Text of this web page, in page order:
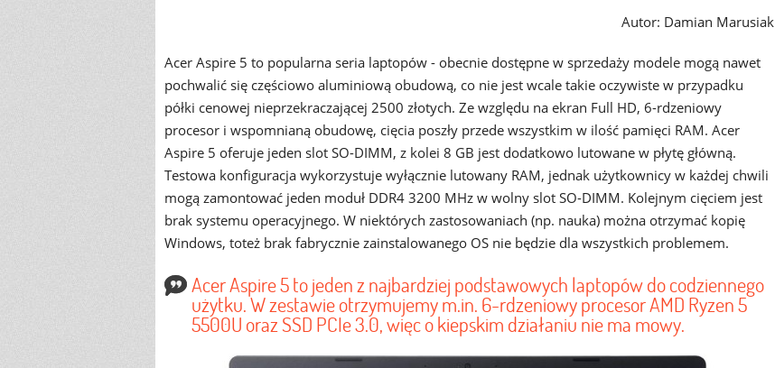
Autor: Damian Marusiak
Acer Aspire 5 to popularna seria laptopów - obecnie dostępne w sprzedaży modele mogą nawet
pochwalić się częściowo aluminiową obudową, co nie jest wcale takie oczywiste w przypadku
półki cenowej nieprzekraczającej 2500 złotych. Ze względu na ekran Full HD, 6-rdzeniowy
procesor i wspomnianą obudowę, cięcia poszły przede wszystkim w ilość pamięci RAM. Acer
Aspire 5 oferuje jeden slot SO-DIMM, z kolei 8 GB jest dodatkowo lutowane w płytę główną.
Testowa konfiguracja wykorzystuje wyłącznie lutowany RAM, jednak użytkownicy w każdej chwili
mogą zamontować jeden moduł DDR4 3200 MHz w wolny slot SO-DIMM. Kolejnym cięciem jest
brak systemu operacyjnego. W niektórych zastosowaniach (np. nauka) można otrzymać kopię
Windows, toteż brak fabrycznie zainstalowanego OS nie będzie dla wszystkich problemem.
Acer Aspire 5 to jeden z najbardziej podstawowych laptopów do codziennego
użytku. W zestawie otrzymujemy m.in. 6-rdzeniowy procesor AMD Ryzen 5
5500U oraz SSD PCIe 3.0, więc o kiepskim działaniu nie ma mowy.